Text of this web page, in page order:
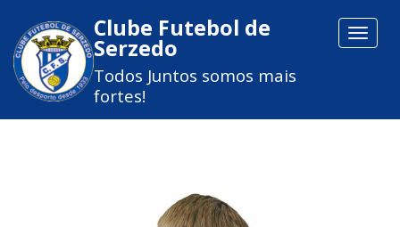
Toggle
Clube Futebol de
Serzedo
Todos Juntos somos mais
fortes!